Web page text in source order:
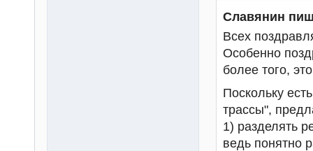
Славянин
Всех
Особенно
более того,
Поскольку
трассы",
1) разделять
ведь понятно